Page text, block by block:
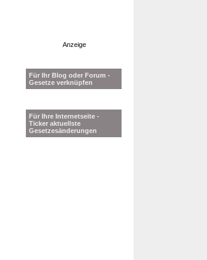
Anzeige
Für Ihr Blog oder Forum -
Gesetze verknüpfen
Für Ihre Internetseite -
Ticker aktuellste
Gesetzesänderungen